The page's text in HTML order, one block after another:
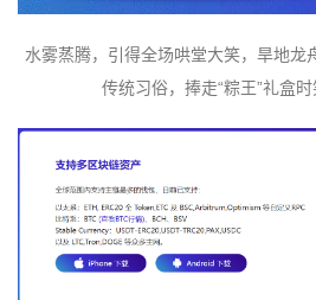
水雾蒸腾，引得全场哄堂大笑，旱地龙
传统习俗，捧走“粽王”礼盒时